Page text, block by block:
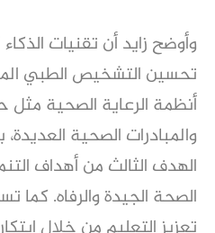
وأوضح زايد أن تقنيات
تحسين التشخيص الطبي
أنظمة الرعاية الصحية
والمبادرات الصحية
الهدف الثالث من أهداف
الصحة الجيدة والرفاه.